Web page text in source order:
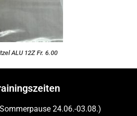
ALU 12Z Fr. 6.00
24.06.-03.08.)